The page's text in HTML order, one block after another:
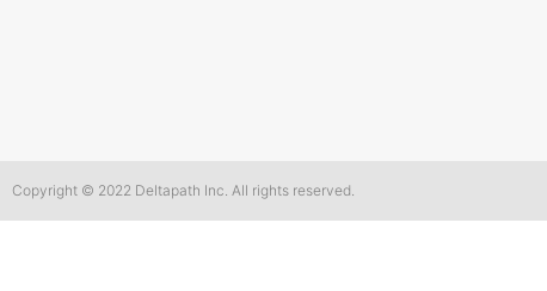
Copyright © 2022 Deltapath Inc. All rights reserved.